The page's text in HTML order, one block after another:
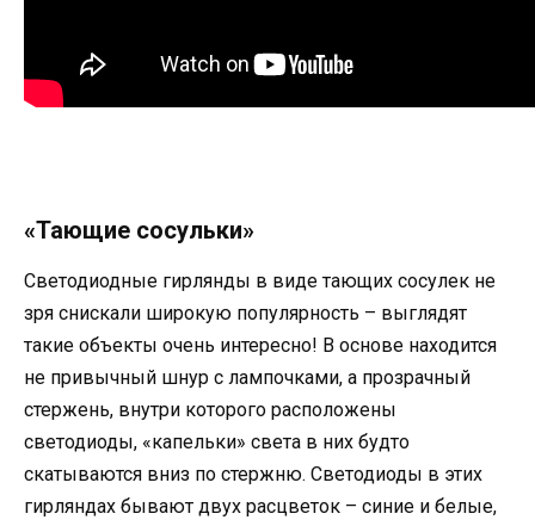
«Тающие сосульки»
Светодиодные гирлянды в виде тающих сосулек не
зря снискали широкую популярность – выглядят
такие объекты очень интересно! В основе находится
не привычный шнур с лампочками, а прозрачный
стержень, внутри которого расположены
светодиоды, «капельки» света в них будто
скатываются вниз по стержню. Светодиоды в этих
гирляндах бывают двух расцветок – синие и белые,